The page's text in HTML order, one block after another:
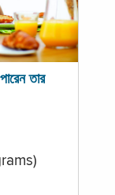
তার